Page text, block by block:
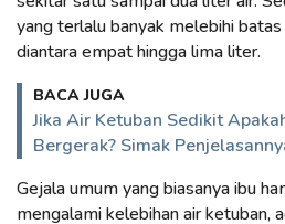
yang terlalu banyak melebihi
diantara empat hingga lima liter.
BACA JUGA
Jika Air Ketuban Sedikit
Bergerak? Simak
Gejala umum yang biasanya ibu
mengalami kelebihan air ketuban,